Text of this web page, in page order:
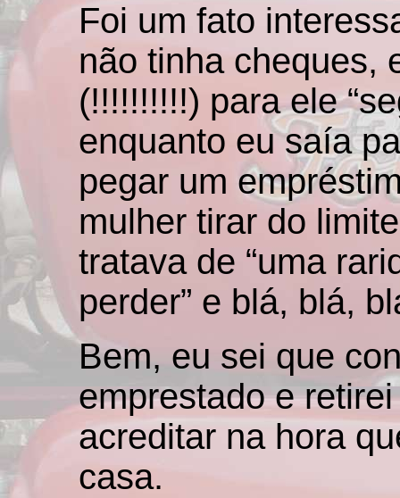
Foi um fato
não tinha cheques,
(!!!!!!!!!!) para ele
enquanto eu saía
pegar um
mulher tirar do
tratava de “uma
perder” e blá, blá,
Bem, eu sei que
emprestado e
acreditar na hora
casa.